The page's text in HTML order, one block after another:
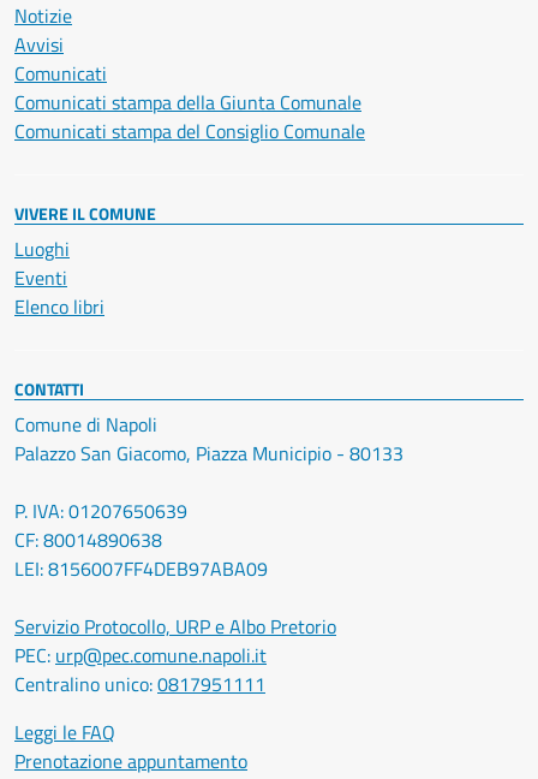
Notizie
Avvisi
Comunicati
Comunicati stampa della Giunta Comunale
Comunicati stampa del Consiglio Comunale
VIVERE IL COMUNE
Luoghi
Eventi
Elenco libri
CONTATTI
Comune di Napoli
Palazzo San Giacomo, Piazza Municipio - 80133
P. IVA: 01207650639
CF: 80014890638
LEI: 8156007FF4DEB97ABA09
Servizio Protocollo, URP e Albo Pretorio
PEC: urp@pec.comune.napoli.it
Centralino unico:0817951111
Leggi le FAQ
Prenotazione appuntamento